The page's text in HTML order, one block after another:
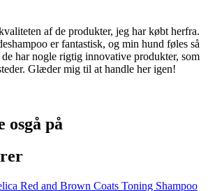
af de produkter, jeg har købt herfra.
er fantastisk, og min hund føles så
har nogle rigtig innovative produkter, som
Glæder mig til at handle her igen!
osgå på